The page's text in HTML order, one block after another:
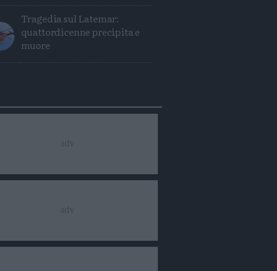
Tragedia sul Latemar:
quattordicenne precipita e
muore